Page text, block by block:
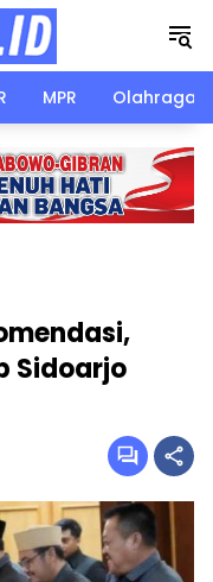
MPR Olahraga
Sidoarjo